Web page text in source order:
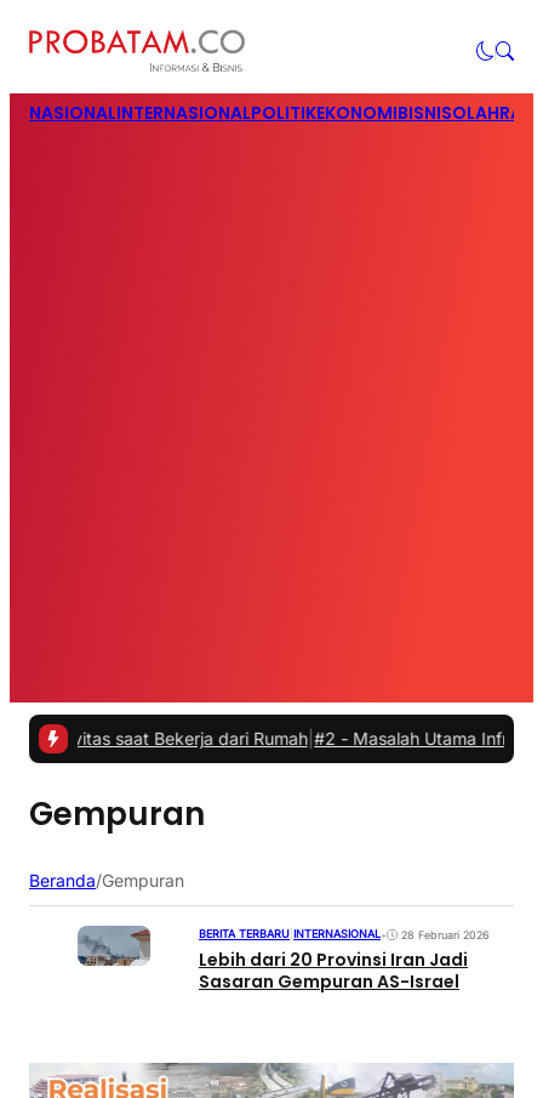
NASIONALINTERNASIONALPOLITIKEKONOMIBISNIS
saat Bekerja dari Rumah| #2 -Masalah Utama Infrastruktur
Gempuran
Beranda/Gempuran
BERITA TERBARU INTERNASIONAL• 28 Februari 2026
Lebih dari 20 Provinsi Iran Jadi
Sasaran Gempuran AS-Israel